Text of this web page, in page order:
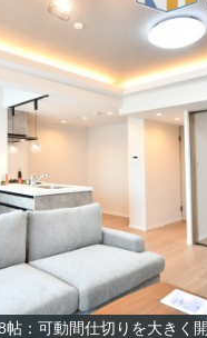
帖：可動間仕切りを大きく